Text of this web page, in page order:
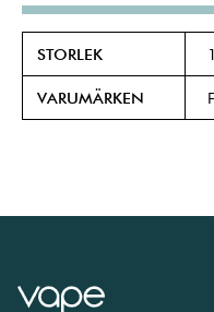
STORLEK
VARUMÄRKEN